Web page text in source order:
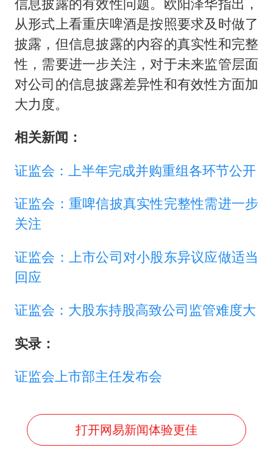
从形式上看重庆啤酒是按照要求及时做了
披露，但信息披露的内容的真实性和完整
性，需要进一步关注，对于未来监管层面
对公司的信息披露差异性和有效性方面加
大力度。
相关新闻：
证监会：上半年完成并购重组各环节公开
证监会：重啤信披真实性完整性需进一步
关注
证监会：上市公司对小股东异议应做适当
回应
证监会：大股东持股高致公司监管难度大
实录：
证监会上市部主任发布会
打开网易新闻体验更佳